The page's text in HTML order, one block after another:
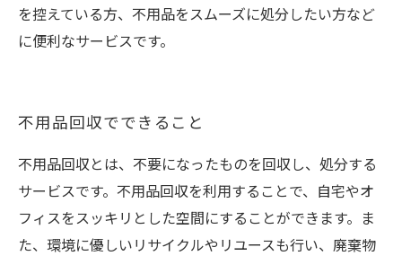
を控えている方、不用品をスムーズに処分したい方など
に便利なサービスです。
不用品回収でできること
不用品回収とは、不要になったものを回収し、処分する
サービスです。不用品回収を利用することで、自宅やオ
フィスをスッキリとした空間にすることができます。ま
た、環境に優しいリサイクルやリユースも行い、廃棄物